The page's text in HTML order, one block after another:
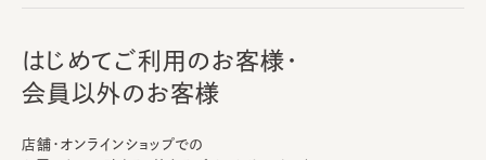
はじめてご利用のお客様・
会員以外のお客様
店舗・オンラインショップでの